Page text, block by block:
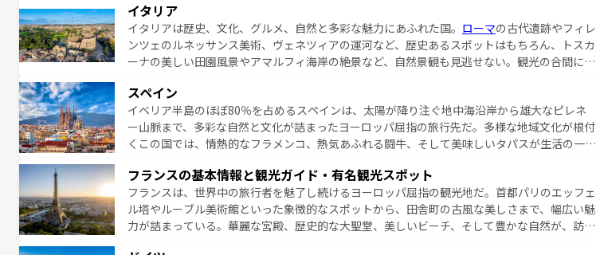
イタリア
イタリアは歴史、文化、グルメ、自然と多彩な魅力にあふれた国。 ローマの古代遺跡やフィレ
ンツェのルネッサンス美術、ヴェネツィアの運河など、歴史あるスポットはもちろん、トスカ
ーナの美しい田園風景やアマルフィ海岸の絶景など、自然景観も見逃せない。観光の合間に
夜眠るまで、すべての瞬間を楽しませてくれるイタリアで、忘れられない旅をしてみよう！
なお、新着のイタリア情報はコンテンツ一覧を参照してほしい。
スペイン
イベリア半島のほぼ80％を占めるスペインは、太陽が降り注ぐ地中海沿岸から雄大なピレネ
ー山脈まで、多彩な自然と文化が詰まったヨーロッパ屈指の旅行先だ。多様な地域文化が根付
くこの国では、情熱的なフラメンコ、熱気あふれる闘牛、そして美味しいタパスが生活の一部
ら、地方では古代ローマ遺跡や中世の城塞都市、穏やかなビーチリゾートまで多彩な表情を見
せる。地方によって風土や気候が異なるスペインはその個性で訪れる人を魅了する。 なお、
新着のスペイン情報はコンテンツ一覧を参照してほしい。
フランスの基本情報と観光ガイド・有名観光スポット
フランスは、世界中の旅行者を魅了し続けるヨーロッパ屈指の観光地だ。首都パリのエッフェ
ル塔やルーブル美術館といった象徴的なスポットから、田舎町の古風な美しさまで、幅広い魅
力が詰まっている。華麗な宮殿、歴史的な大聖堂、美しいビーチ、そして豊かな自然が、訪れ